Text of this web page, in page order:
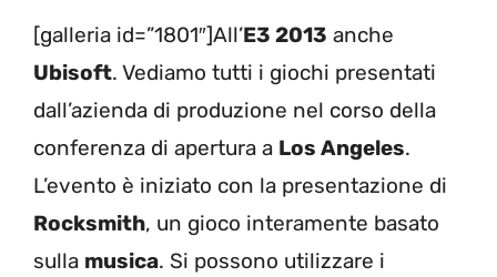
[galleria id=”1801″]All’E3 2013 anche
Ubisoft. Vediamo tutti i giochi presentati
dall’azienda di produzione nel corso della
conferenza di apertura a Los Angeles.
L’evento è iniziato con la presentazione di
Rocksmith, un gioco interamente basato
sulla musica. Si possono utilizzare i